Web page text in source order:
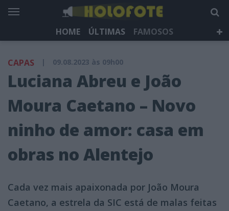
HOME ÚLTIMAS
FAMOSOS
HOLOFOTE TV
NEWSLETTER
CAPAS | 09.08.2023 às 09h00
Luciana Abreu e João
Moura Caetano – Novo
ninho de amor: casa em
obras no Alentejo
Cada vez mais apaixonada por João Moura
Caetano, a estrela da SIC está de malas feitas